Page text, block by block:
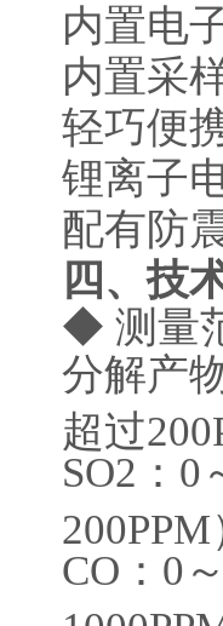
内置电
内置采
轻巧便
锂离子
配有防
四、技
◆ 测量
分解产
超过
SO2：
200PPM
CO：0